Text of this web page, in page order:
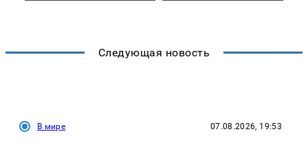
Следующая новость
В мире 07.08.2026, 19:53